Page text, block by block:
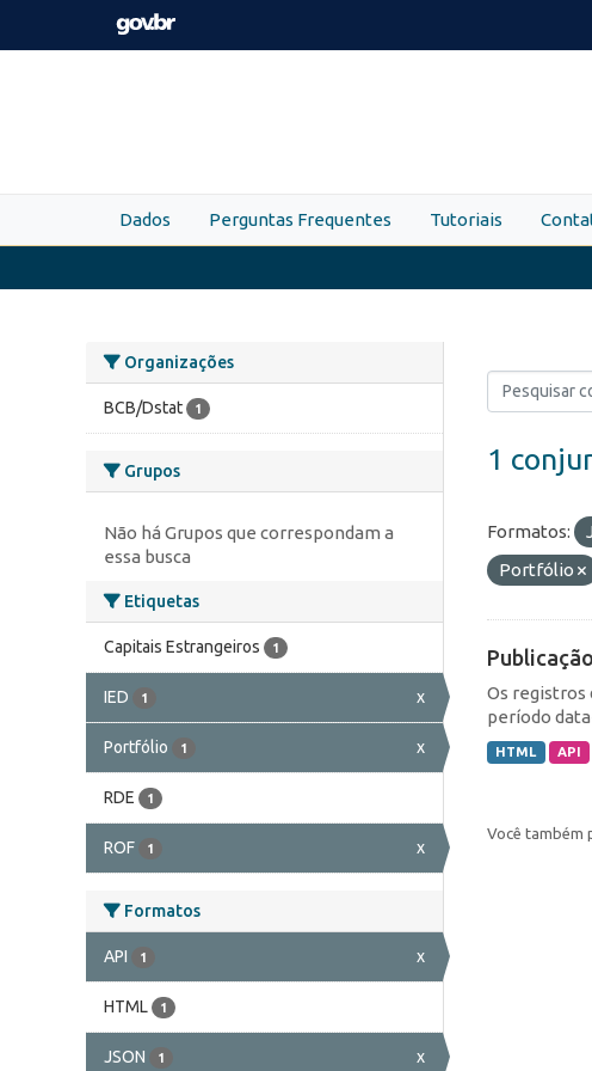
Skip to main content
Dados Perguntas Frequentes Tutoriais
Organizações
BCB/Dstat 1
Grupos
Não há Grupos que correspondam a
essa busca
Etiquetas
Capitais Estrangeiros 1
IED 1 x
Portfólio 1 x
RDE 1
ROF 1 x
Formatos
API 1 x
HTML 1
JSON 1 x
1
Formatos:
Portfólio
Os registros
período
HTML API
Você também